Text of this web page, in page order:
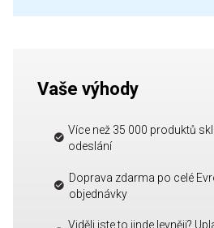
Vaše výhody
Více než 35 000 produktů
odeslání
Doprava zdarma po celé
objednávky
Viděli jste to jinde levněji?